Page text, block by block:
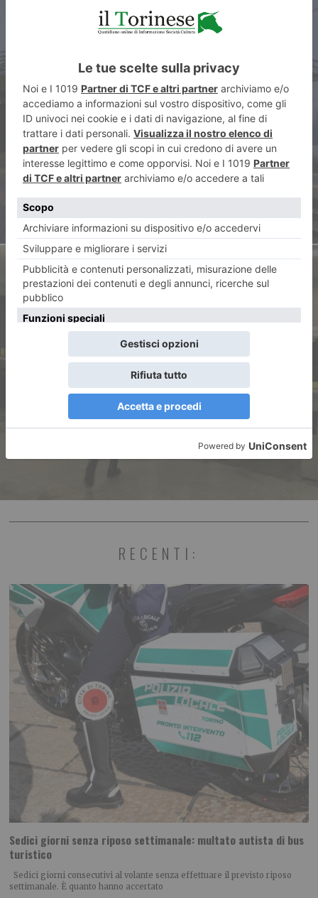
ARTICOLO PRECEDENTE
“Bike to rail”, contributo per
collegare via bici le stazioni
Abbonamenti GTT Formula U
per muoversi a Torino: si
acquistano anche in metro e si
paga con Satispay
RECENTI:
Sedici giorni senza riposo settimanale: multato autista di bus
turistico
Sedici giorni consecutivi al volante senza effettuare il previsto riposo
settimanale. È quanto hanno accertato